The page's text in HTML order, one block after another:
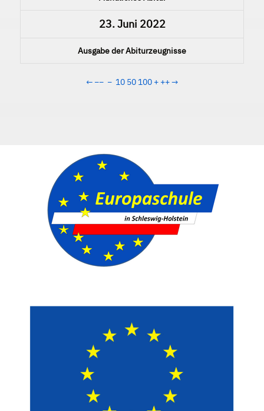
23. Juni 2022
Ausgabe der Abiturzeugnisse
← −− − 10 50 100 + ++→